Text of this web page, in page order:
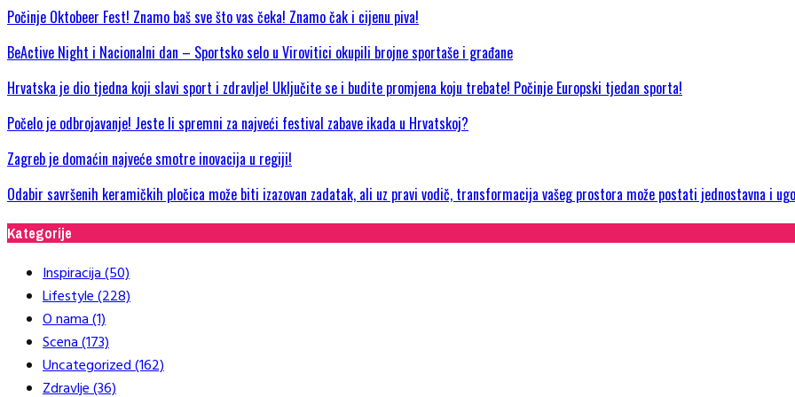
Počinje Oktobeer Fest! Znamo baš sve što vas čeka! Znamo čak i cijenu piva!
BeActive Night i Nacionalni dan – Sportsko selo u Virovitici okupili brojne sportaše i građane
Hrvatska je dio tjedna koji slavi sport i zdravlje! Uključite se i budite promjena koju trebate! Počinje Europski tjedan sporta!
Počelo je odbrojavanje! Jeste li spremni za najveći festival zabave ikada u Hrvatskoj?
Zagreb je domaćin najveće smotre inovacija u regiji!
Odabir savršenih keramičkih pločica može biti izazovan zadatak, ali uz pravi vodič, transformacija vašeg prostora može postati jednostavna i
Kategorije
Inspiracija(50)
Lifestyle(228)
O nama(1)
Scena(173)
Uncategorized(162)
Zdravlje(36)